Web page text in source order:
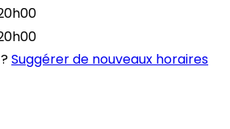
Suggérer de nouveaux horaires